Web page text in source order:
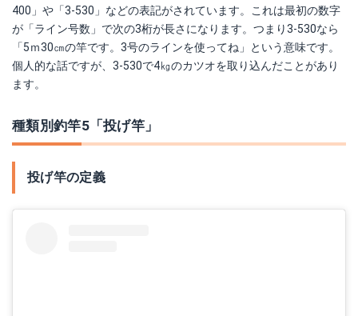
400」や「3-530」などの表記がされています。これは最初の数字
が「ライン号数」で次の3桁が長さになります。つまり3-530なら
「5ｍ30㎝の竿です。3号のラインを使ってね」という意味です。
個人的な話ですが、3-530で4㎏のカツオを取り込んだことがあり
ます。
種類別釣竿5「投げ竿」
投げ竿の定義